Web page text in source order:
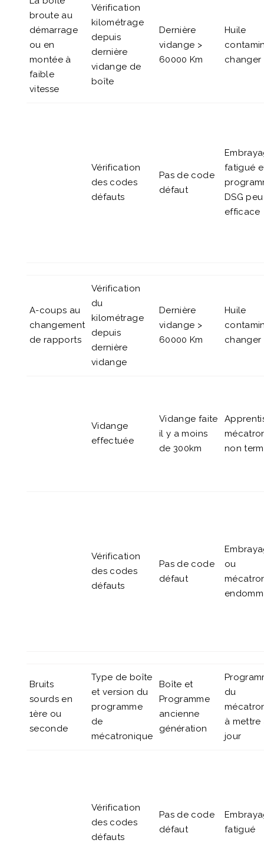
broute au
démarrage
ou en
montée à
faible
vitesse
Vérification
kilométrage
depuis
dernière
vidange de
boîte
Dernière
vidange >
60000 Km
Huile
changer
Vérification
des codes
défauts
Pas de code
défaut
fatigué
DSG peu
efficace
A-coups au
changement
de rapports
Vérification
du
kilométrage
depuis
dernière
vidange
Dernière
vidange >
60000 Km
Huile
changer
Vidange
effectuée
Vidange faite
il y a moins
de 300km
non
Vérification
des codes
défauts
Pas de code
défaut
ou
Bruits
sourds en
1ère ou
seconde
Type de boîte
et version du
programme
de
mécatronique
Boîte et
Programme
ancienne
génération
du
à mettre
jour
Vérification
des codes
défauts
Pas de code
défaut
fatigué